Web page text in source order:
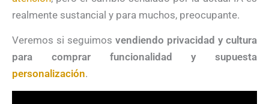
realmente sustancial y para muchos, preocupante.
Veremos si seguimos vendiendo privacidad y cultura
para comprar funcionalidad y supuesta
personalización.